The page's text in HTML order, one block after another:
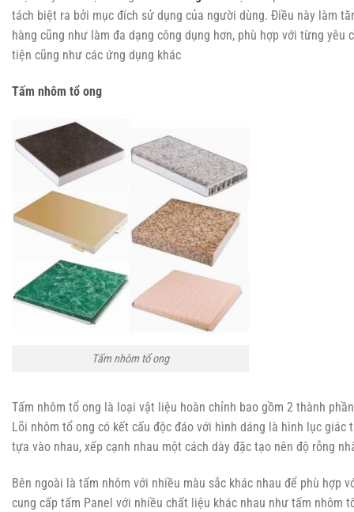
tách biệt ra bởi mục đích sử dụng của người dùng. Điều này làm
hàng cũng như làm đa dạng công dụng hơn, phù hợp với từng
tiện cũng như các ứng dụng khác
Tấm nhôm tổ ong
Tấm nhôm tổ ong
Tấm nhôm tổ ong là loại vật liệu hoàn chỉnh bao gồm 2 thành
Lõi nhôm tổ ong có kết cấu độc đáo với hình dáng là hình lục
tựa vào nhau, xếp cạnh nhau một cách dày đặc tạo nên độ rỗng
Bên ngoài là tấm nhôm với nhiều màu sắc khác nhau để phù hợp
cung cấp tấm Panel với nhiều chất liệu khác nhau như tấm nhôm